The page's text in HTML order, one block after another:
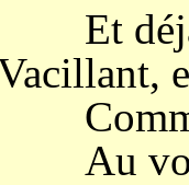
Et déjà
Comme
Au vol